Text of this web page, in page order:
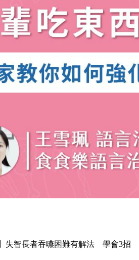
失智長者吞嚥困難有解法 學會3招